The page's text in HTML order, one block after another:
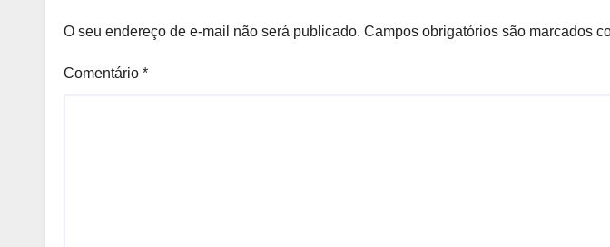
O seu endereço de e-mail não será publicado. Campos obrigatórios são marcados
Comentário *